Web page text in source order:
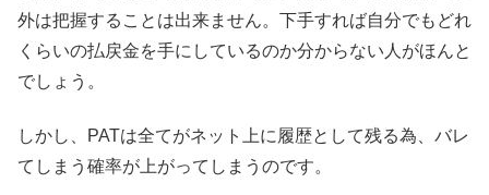
外は把握することは出来ません。下手すれば自分でもどれ
くらいの払戻金を手にしているのか分からない人がほんと
でしょう。
しかし、PATは全てがネット上に履歴として残る為、バレ
てしまう確率が上がってしまうのです。